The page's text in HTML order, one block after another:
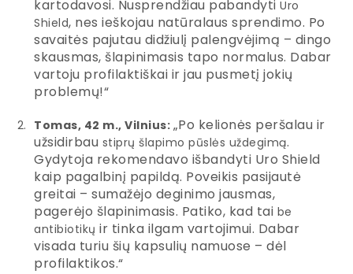
kartodavosi. Nusprendžiau pabandytiUro
Shield, nes ieškojau natūralaus sprendimo. Po
savaitės pajutau didžiulį palengvėjimą – dingo
skausmas, šlapinimasis tapo normalus. Dabar
vartoju profilaktiškai ir jau pusmetį jokių
problemų!“
Tomas, 42 m., Vilnius: „Po kelionės peršalau ir
užsidirbau stiprų šlapimo pūslės uždegimą.
Gydytoja rekomendavo išbandyti Uro Shield
kaip pagalbinį papildą. Poveikis pasijautė
greitai – sumažėjo deginimo jausmas,
pagerėjo šlapinimasis. Patiko, kad tai be
antibiotikų ir tinka ilgam vartojimui. Dabar
visada turiu šių kapsulių namuose – dėl
profilaktikos.“